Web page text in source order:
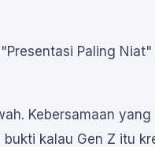
Paling
Kebersamaan
kalau Gen Z itu